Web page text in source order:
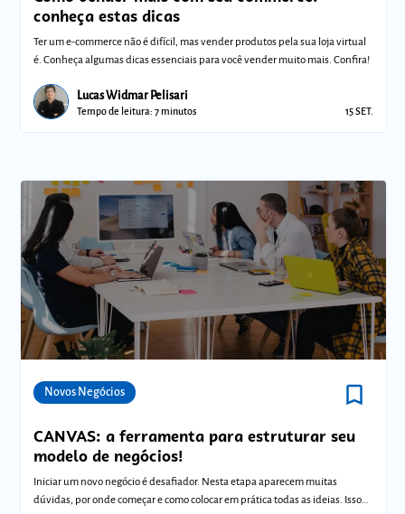
conheça estas dicas
Ter um e-commerce não é difícil, mas vender produtos pela sua loja virtual
é. Conheça algumas dicas essenciais para você vender muito mais. Confira!
Lucas Widmar Pelisari
Tempo de leitura: 7 minutos 15 SET.
Novos Negócios bookmark_border
CANVAS: a ferramenta para estruturar seu
modelo de negócios!
Iniciar um novo negócio é desafiador. Nesta etapa aparecem muitas
dúvidas, por onde começar e como colocar em prática todas as ideias. Isso